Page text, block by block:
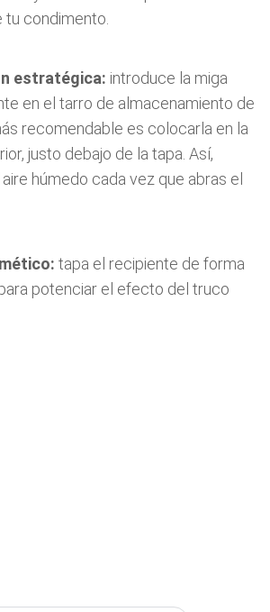
tu condimento.
estratégica: introduce la miga
en el tarro de almacenamiento de
recomendable es colocarla en la
justo debajo de la tapa. Así,
húmedo cada vez que abras el
tapa el recipiente de forma
potenciar el efecto del truco